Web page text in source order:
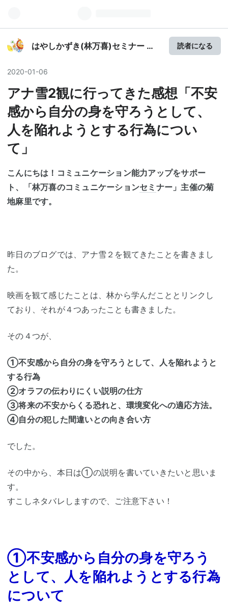
はやしかずき(林万喜)セミナー 活
読者になる
2020-01-06
アナ雪2観に行ってきた感想「不安
感から自分の身を守ろうとして、
人を陥れようとする行為につい
て」
こんにちは！コミュニケーション能力アップをサポー
ト、「林万喜のコミュニケーションセミ ナー」主催の菊
地麻里です。
昨日のブログでは、アナ雪２を観てきたことを書きまし
た。
映画を観て感じたことは、林から学んだこととリンクし
ており、それが４つあったことも書きました。
その４つが、
①不安感から自分の身を守ろうとして、人を陥れようと
する行為
②オラフの伝わりにくい説明の仕方
③将来の不安からくる恐れと、環境変化への適応方法。
④自分の犯した間違いとの向き合い方
でした。
その中から、本日は①の説明を書いていきたいと思いま
す。
すこしネタバレしますので、ご注意下さい！
①不安感から自分の身を守ろう
として、人を陥れようとする行為
について